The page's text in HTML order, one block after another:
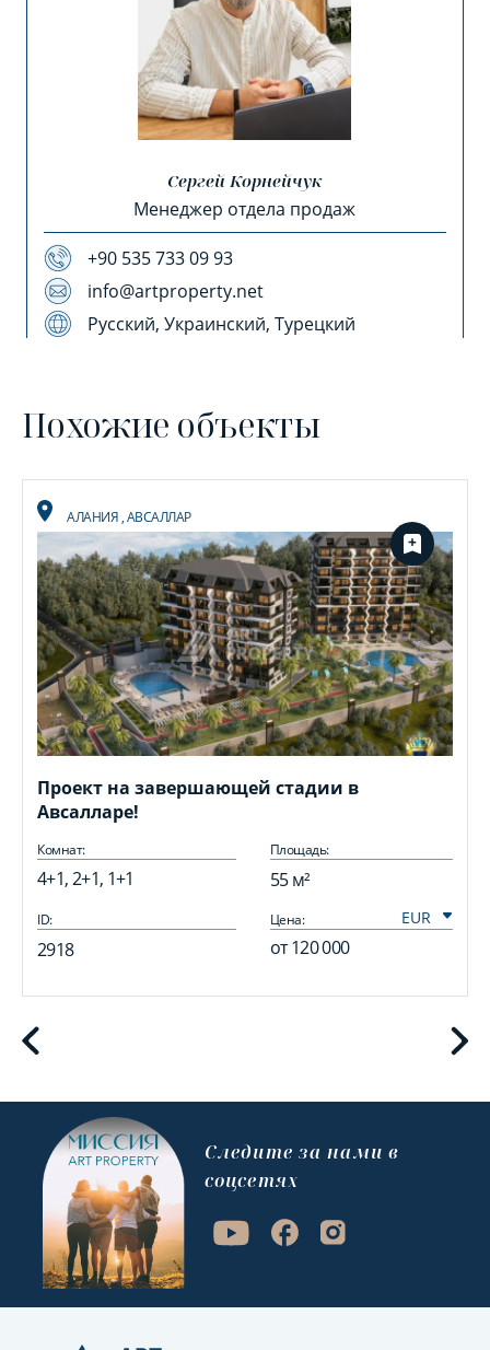
Сергей Корнейчук
Менеджер отдела продаж
+90 535 733 09 93
info@artproperty.net
Русский, Украинский, Турецкий
Похожие объекты
АЛАНИЯ,АВСАЛЛАР
Проект на завершающей стадии в
Авсалларе!
Комнат:
4+1, 2+1, 1+1
Площадь:
55 м²
ID:
2918
Цена:
от120 000
Cледите за нами в
соцсетях